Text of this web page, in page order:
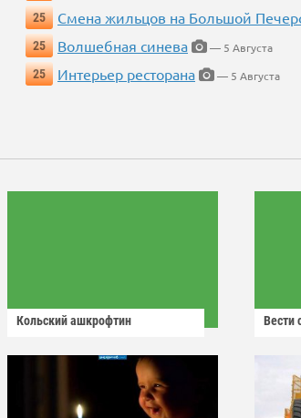
25
Смена жильцов на Большой
25
Волшебная синева
— 5 Августа
25
Интерьер ресторана — 5 Августа
Кольский ашкрофтин Вести